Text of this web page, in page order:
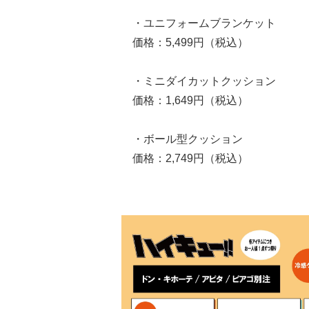
・ユニフォームブランケット
価格：5,499円（税込）
・ミニダイカットクッション
価格：1,649円（税込）
・ボール型クッション
価格：2,749円（税込）